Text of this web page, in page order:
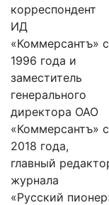
корреспондент
ИД
«Коммерсантъ» с
1996 года и
заместитель
генерального
директора ОАО
«Коммерсантъ» с
2018 года,
главный
журнала
«Русский